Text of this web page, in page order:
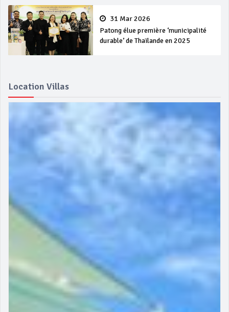
31 Mar 2026
Patong élue première ‘municipalité
durable’ de Thaïlande en 2025
Location Villas